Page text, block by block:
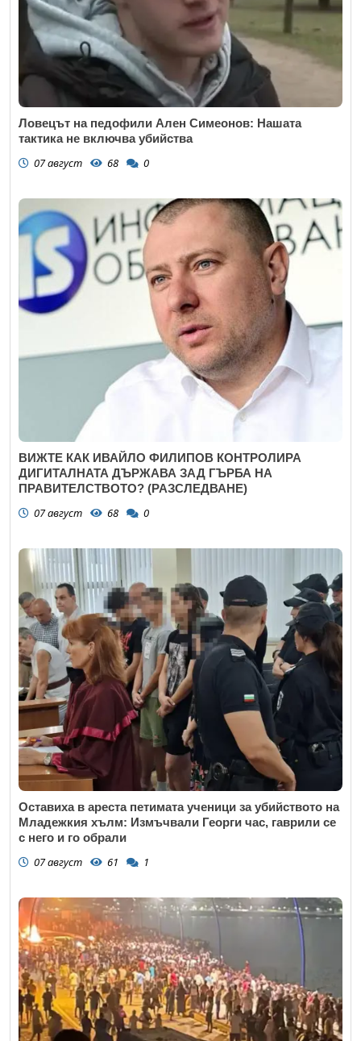
Ловецът на педофили Ален Симеонов: Нашата
тактика не включва убийства
07 август 68 0
ВИЖТЕ КАК ИВАЙЛО ФИЛИПОВ КОНТРОЛИРА
ДИГИТАЛНАТА ДЪРЖАВА ЗАД ГЪРБА НА
ПРАВИТЕЛСТВОТО? (РАЗСЛЕДВАНЕ)
07 август 68 0
Оставиха в ареста петимата ученици за убийството на
Младежкия хълм: Измъчвали Георги час, гаврили се
с него и го обрали
07 август 61 1